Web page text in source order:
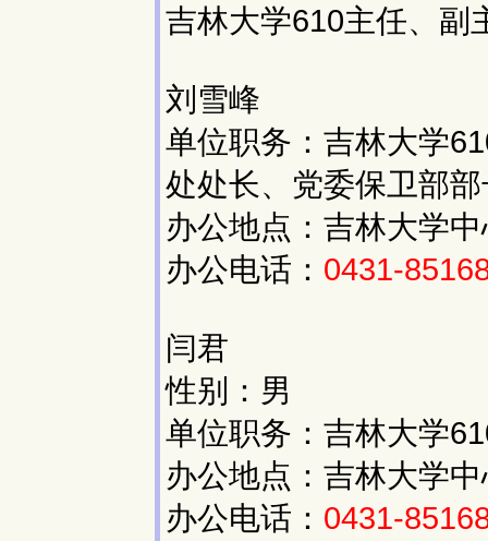
吉林大学610主任、副
刘雪峰
单位职务：吉林大学
处处长、党委保卫部
办公地点：吉林大学
办公电话： 0431-
闫君
性别：男
单位职务：吉林大学
办公地点：吉林大学
办公电话： 0431-